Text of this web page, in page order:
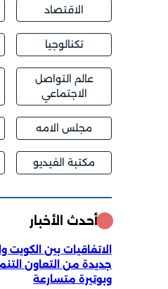
الاقتصاد
تكنالوجيا
عالم التواصل
الاجتماعي
مجلس الامه
مكتبة الفيديو
أحدث الأخبار
الاتفاقيات بين
جديدة من التعاون
وبوتيرة متسارعة